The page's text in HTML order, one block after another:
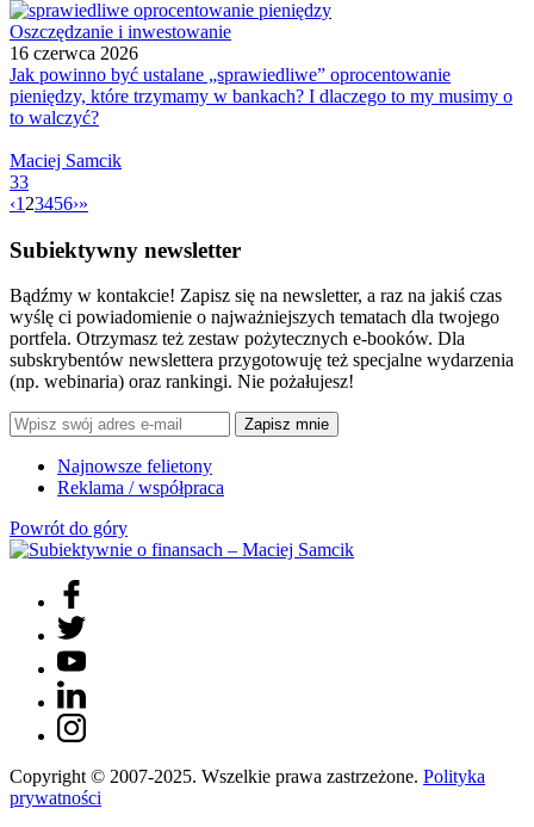
Oszczędzanie i inwestowanie
16 czerwca 2026
Jak powinno być ustalane „sprawiedliwe” oprocentowanie
pieniędzy, które trzymamy w bankach? I dlaczego to my musimy o
to walczyć?
Maciej Samcik
33
‹1 23456›»
Subiektywny newsletter
Bądźmy w kontakcie! Zapisz się na newsletter, a raz na jakiś czas
wyślę ci powiadomienie o najważniejszych tematach dla twojego
portfela. Otrzymasz też zestaw pożytecznych e-booków. Dla
subskrybentów newslettera przygotowuję też specjalne wydarzenia
(np. webinaria) oraz rankingi. Nie pożałujesz!
Zapisz mnie
Najnowsze felietony
Reklama / współpraca
Powrót do góry
Copyright © 2007-2025. Wszelkie prawa zastrzeżone. Polityka
prywatności